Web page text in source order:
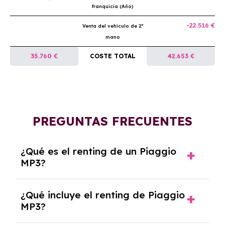
franquicia (Año)
Venta del vehículo de 2ª
mano
-22.516 €
35.760 € COSTE TOTAL 42.653 €
PREGUNTAS FRECUENTES
¿Qué es el renting de un Piaggio
MP3?
de alquiler a largo plazo en el que pagas una
cuota mensual fija por el uso del coche
durante un periodo determinado,
¿Qué incluye el renting de Piaggio
MP3?